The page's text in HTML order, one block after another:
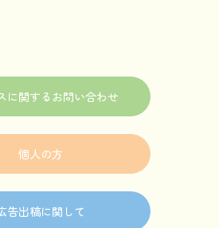
に関するお問い合わせ
個人の方
告出稿に関して